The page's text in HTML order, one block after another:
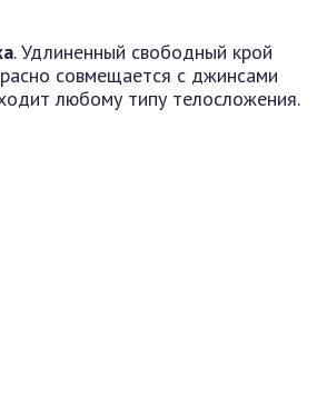
. Удлиненный свободный крой
совмещается с джинсами
любому типу телосложения.